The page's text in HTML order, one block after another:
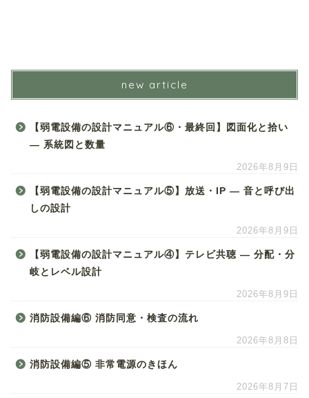
new article
【弱電設備の設計マニュアル⑥・最終回】図面化と拾い
― 系統図と数量
2026年8月9日
【弱電設備の設計マニュアル⑤】放送・IP ― 音と呼び出
しの設計
2026年8月9日
【弱電設備の設計マニュアル④】テレビ共聴 ― 分配・分
岐とレベル設計
2026年8月9日
消防設備編⑥ 消防同意・検査の流れ
2026年8月8日
消防設備編⑤ 非常電源のきほん
2026年8月7日